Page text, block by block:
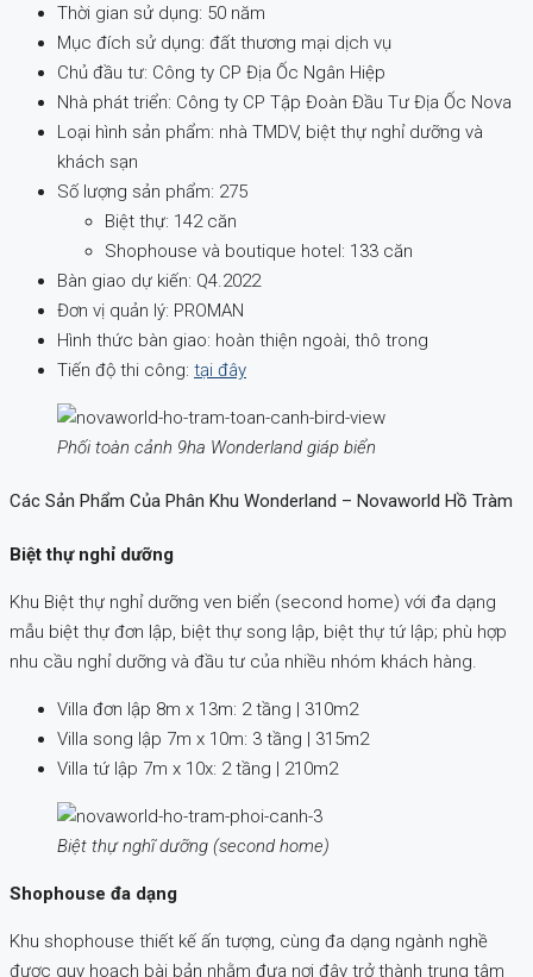
Thời gian sử dụng: 50 năm
Mục đích sử dụng: đất thương mại dịch vụ
Chủ đầu tư: Công ty CP Địa Ốc Ngân Hiệp
Nhà phát triển: Công ty CP Tập Đoàn Đầu Tư Địa Ốc Nova
Loại hình sản phẩm: nhà TMDV, biệt thự nghỉ dưỡng và
khách sạn
Số lượng sản phẩm: 275
Biệt thự: 142 căn
Shophouse và boutique hotel: 133 căn
Bàn giao dự kiến: Q4.2022
Đơn vị quản lý: PROMAN
Hình thức bàn giao: hoàn thiện ngoài, thô trong
Tiến độ thi công: tại đây
Phối toàn cảnh 9ha Wonderland giáp biển
Các Sản Phẩm Của Phân Khu Wonderland – Novaworld Hồ Tràm
Biệt thự nghỉ dưỡng
Khu Biệt thự nghỉ dưỡng ven biển (second home) với đa dạng
mẫu biệt thự đơn lập, biệt thự song lập, biệt thự tứ lập; phù hợp
nhu cầu nghỉ dưỡng và đầu tư của nhiều nhóm khách hàng.
Villa đơn lập 8m x 13m: 2 tầng | 310m2
Villa song lập 7m x 10m: 3 tầng | 315m2
Villa tứ lập 7m x 10x: 2 tầng | 210m2
Biệt thự nghĩ dưỡng (second home)
Shophouse đa dạng
Khu shophouse thiết kế ấn tượng, cùng đa dạng ngành nghề
được quy hoạch bài bản nhằm đưa nơi đây trở thành trung tâm